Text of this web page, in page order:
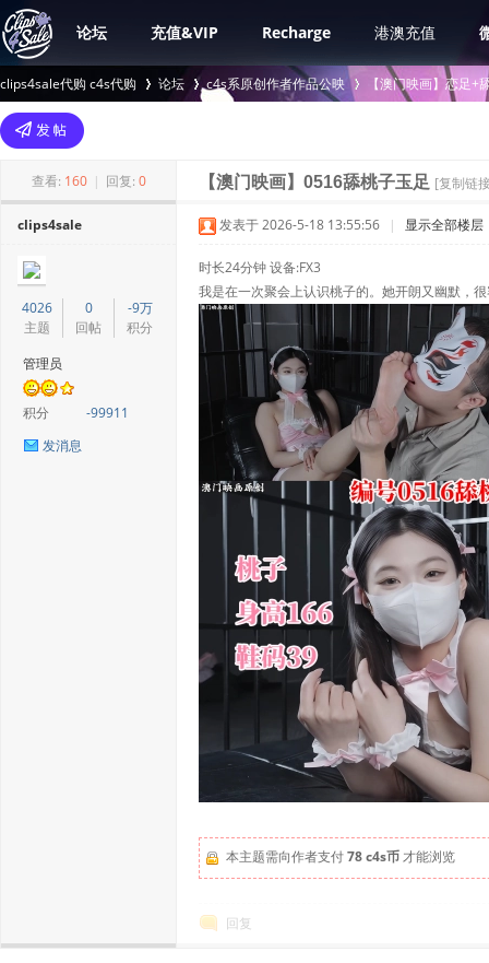
论坛 充值&VIP Recharge 港澳充值
clips4sale代购 c4s代购
>
论坛 c4s系原创作者作品公映
›
【澳门映画】恋足+
查看: 160 | 回复: 0 【澳门映画】0516舔桃子玉足 [复制链
clips4sale
4026
主题
0
回帖
-9万
积分
管理员
积分
-99911
发消息
发表于 2026-5-18 13:55:56 | 显示全部楼层
时长24分钟 设备:FX3
我是在一次聚会上认识桃子的。她开朗又幽默，
本主题需向作者支付78 c4s币才能浏览
回复